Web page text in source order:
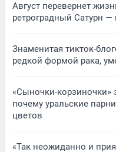
Август перевернет
ретроградный Сатурн —
Знаменитая тикток-
редкой формой рака,
«Сыночки-корзиночки»
почему уральские
цветов
«Так неожиданно и